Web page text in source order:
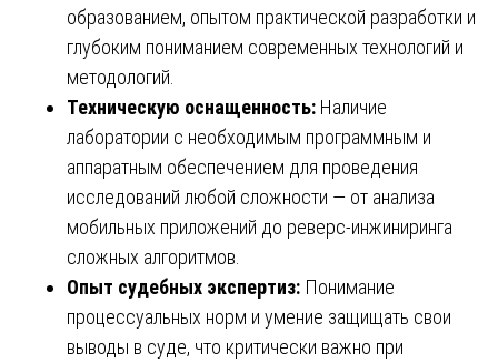
образованием, опытом практической разработки и
глубоким пониманием современных технологий и
методологий.
Техническую оснащенность: Наличие
лаборатории с необходимым программным и
аппаратным обеспечением для проведения
исследований любой сложности — от анализа
мобильных приложений до реверс-инжиниринга
сложных алгоритмов.
Опыт судебных экспертиз: Понимание
процессуальных норм и умение защищать свои
выводы в суде, что критически важно при